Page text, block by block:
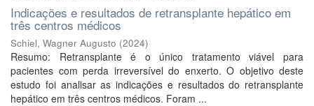
Indicações e resultados de retransplante hepático em
três centros médicos
Schiel, Wagner Augusto (2024)
Resumo: Retransplante é o único tratamento viável para
pacientes com perda irreversível do enxerto. O objetivo deste
estudo foi analisar as indicações e resultados do retransplante
hepático em três centros médicos. Foram ...